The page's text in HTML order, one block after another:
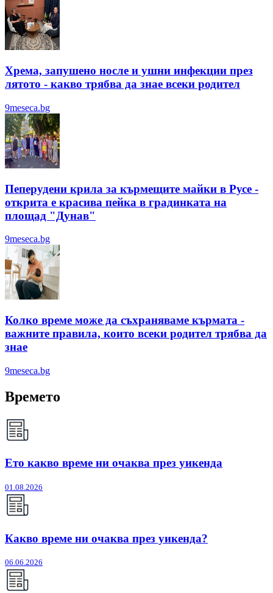
Хрема, запушено носле и ушни инфекции през
лятотo - какво трябва да знае всеки родител
9meseca.bg
Пеперудени крила за кърмещите майки в Русе -
открита е красива пейка в градинката на
площад "Дунав"
9meseca.bg
Колко време може да съхраняваме кърмата -
важните правила, които всеки родител трябва да
знае
9meseca.bg
Времето
Ето какво време ни очаква през уикенда
01.08.2026
Какво време ни очаква през уикенда?
06.06.2026